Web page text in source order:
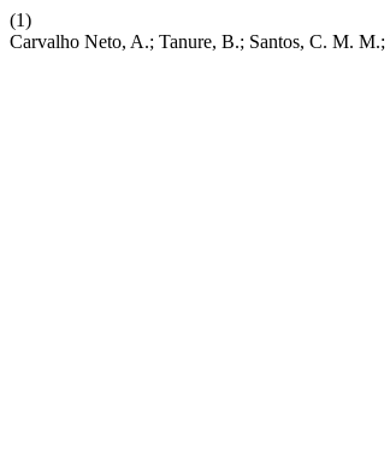
(1)
Carvalho Neto, A.; Tanure, B.; Santos, C. M.